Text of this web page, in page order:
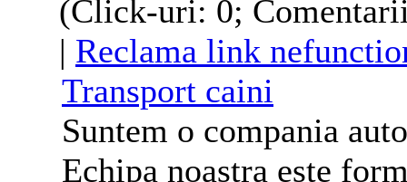
(Click-uri: 0;
| Reclama link
Transport caini
Suntem o compania
Echipa noastra este